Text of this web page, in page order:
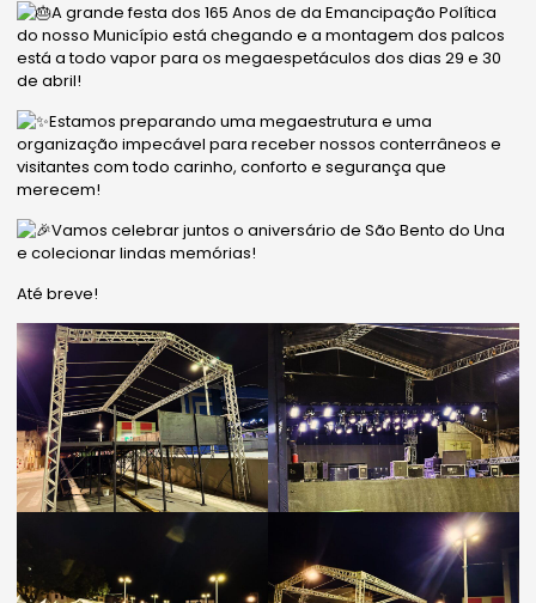
A grande festa dos 165 Anos de da Emancipação Política
do nosso Município está chegando e a montagem dos palcos
está a todo vapor para os megaespetáculos dos dias 29 e 30
de abril!
Estamos preparando uma megaestrutura e uma
organização impecável para receber nossos conterrâneos e
visitantes com todo carinho, conforto e segurança que
merecem!
Vamos celebrar juntos o aniversário de São Bento do Una
e colecionar lindas memórias!
Até breve!